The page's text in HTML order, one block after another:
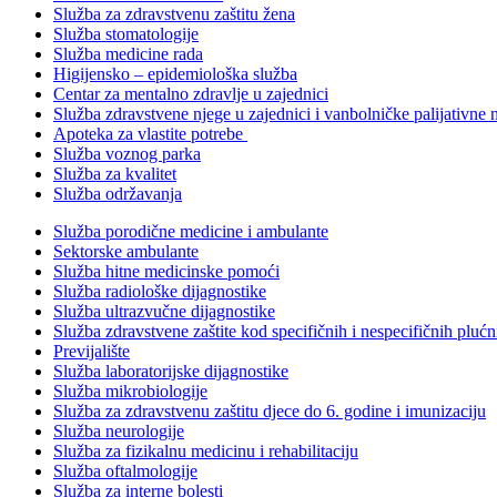
Služba za zdravstvenu zaštitu žena
Služba stomatologije
Služba medicine rada
Higijensko – epidemiološka služba
Centar za mentalno zdravlje u zajednici
Služba zdravstvene njege u zajednici i vanbolničke palijativne
Apoteka za vlastite potrebe
Služba voznog parka
Služba za kvalitet
Služba održavanja
Služba porodične medicine i ambulante
Sektorske ambulante
Služba hitne medicinske pomoći
Služba radiološke dijagnostike
Služba ultrazvučne dijagnostike
Služba zdravstvene zaštite kod specifičnih i nespecifičnih
Previjalište
Služba laboratorijske dijagnostike
Služba mikrobiologije
Služba za zdravstvenu zaštitu djece do 6. godine i imunizaciju
Služba neurologije
Služba za fizikalnu medicinu i rehabilitaciju
Služba oftalmologije
Služba za interne bolesti